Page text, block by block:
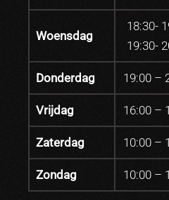
Woensdag
18:30-
19:30-
Donderdag 19:00 –
Vrijdag 16:00 –
Zaterdag 10:00 –
Zondag 10:00 –